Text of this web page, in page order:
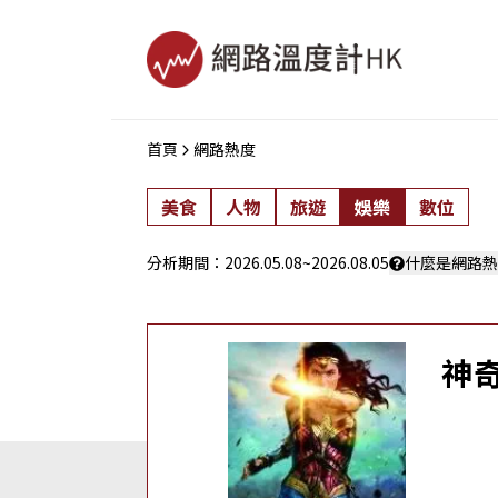
首頁 網路熱度
美食 人物 旅遊 娛樂 數位
分析期間： 2026.05.08~2026.08.05 什麼是網路
神